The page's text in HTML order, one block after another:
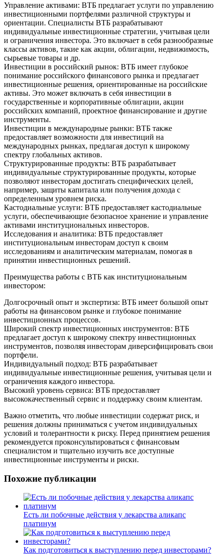
Управление активами: ВТБ предлагает услуги по управлению
инвестиционными портфелями различной структуры и
ориентации. Специалисты ВТБ разрабатывают
индивидуальные инвестиционные стратегии, учитывая цели
и ограничения инвестора. Это включает в себя разнообразные
классы активов, такие как акции, облигации, недвижимость,
сырьевые товары и др.
Инвестиции в российский рынок: ВТБ имеет глубокое
понимание российского финансового рынка и предлагает
инвестиционные решения, ориентированные на российские
активы. Это может включать в себя инвестиции в
государственные и корпоративные облигации, акции
российских компаний, проектное финансирование и другие
инструменты.
Инвестиции в международные рынки: ВТБ также
предоставляет возможности для инвестиций на
международных рынках, предлагая доступ к широкому
спектру глобальных активов.
Структурированные продукты: ВТБ разрабатывает
индивидуальные структурированные продукты, которые
позволяют инвесторам достигать специфических целей,
например, защиты капитала или получения дохода с
определенным уровнем риска.
Кастодиальные услуги: ВТБ предоставляет кастодиальные
услуги, обеспечивающие безопасное хранение и управление
активами институциональных инвесторов.
Исследования и аналитика: ВТБ предоставляет
институциональным инвесторам доступ к своим
исследованиям и аналитическим материалам, помогая в
принятии инвестиционных решений.
Преимущества работы с ВТБ как институциональным
инвестором:
Долгосрочный опыт и экспертиза: ВТБ имеет большой опыт
работы на финансовом рынке и глубокое понимание
инвестиционных процессов.
Широкий спектр инвестиционных инструментов: ВТБ
предлагает доступ к широкому спектру инвестиционных
инструментов, позволяя инвесторам диверсифицировать свои
портфели.
Индивидуальный подход: ВТБ разрабатывает
индивидуальные инвестиционные решения, учитывая цели и
ограничения каждого инвестора.
Высокий уровень сервиса: ВТБ предоставляет
высококачественный сервис и поддержку своим клиентам.
Важно отметить, что любые инвестиции содержат риск, и
решения должны приниматься с учетом индивидуальных
условий и толерантности к риску. Перед принятием решения
рекомендуется проконсультироваться с финансовым
специалистом и тщательно изучить все доступные
инвестиционные инструменты и риски.
Похожие публикации
Есть ли побочные действия у лекарства аликапс
платинум
Как подготовиться к выступлению перед инвесторами?